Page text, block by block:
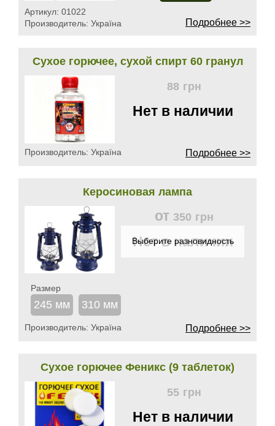
Артикул: 01022
Производитель: Україна Подробнее >>
Сухое горючее, сухой спирт 60 гранул
88 грн
Нет в наличии
Производитель: Україна Подробнее >>
Керосиновая лампа
от 350 грн
Нет в наличии
Размер
245 мм 310 мм
Производитель: Україна Подробнее >>
Сухое горючее Феникс (9 таблеток)
55 грн
Нет в наличии